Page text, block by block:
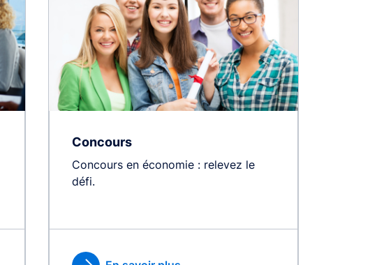
Concours
Concours en économie : relevez le
défi.